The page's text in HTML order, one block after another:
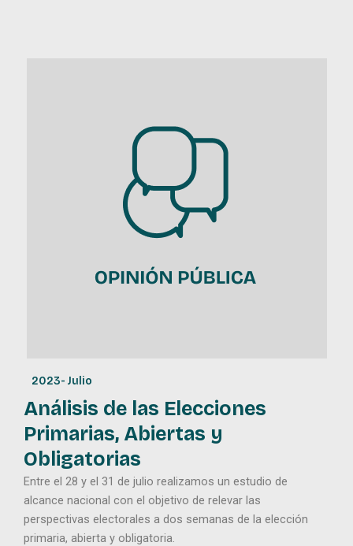
2023- Julio
Análisis de las Elecciones
Primarias, Abiertas y
Obligatorias
Entre el 28 y el 31 de julio realizamos un estudio de
alcance nacional con el objetivo de relevar las
perspectivas electorales a dos semanas de la elección
primaria, abierta y obligatoria.